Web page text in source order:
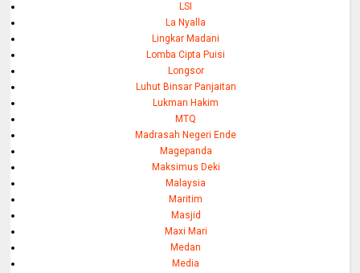
LSI
La Nyalla
Lingkar Madani
Lomba Cipta Puisi
Longsor
Luhut Binsar Panjaitan
Lukman Hakim
MTQ
Madrasah Negeri Ende
Magepanda
Maksimus Deki
Malaysia
Maritim
Masjid
Maxi Mari
Medan
Media